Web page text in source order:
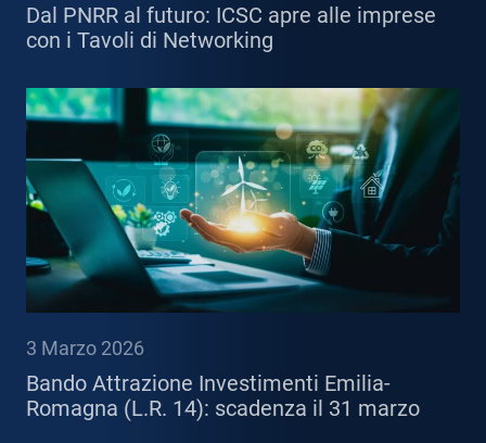
Dal PNRR al futuro: ICSC apre alle imprese
con i Tavoli di Networking
3 Marzo 2026
Bando Attrazione Investimenti Emilia-
Romagna (L.R. 14): scadenza il 31 marzo